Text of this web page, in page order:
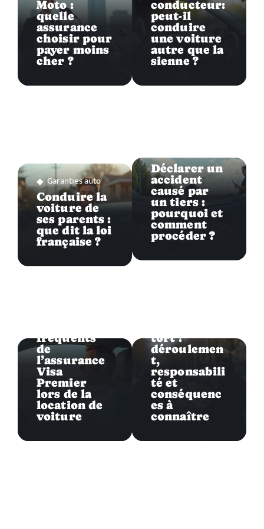
Moto :
quelle
assurance
choisir pour
payer moins
cher ?
Garanties auto
Conduire la
voiture de
ses parents :
que dit la loi
française ?
fréquents
de
l’assurance
Visa
Premier
lors de la
location de
voiture
conducteur:
peut-il
conduire
une voiture
autre que la
sienne ?
Déclarer un
accident
causé par
un tiers :
pourquoi et
comment
procéder ?
tort :
déroulemen
t,
responsabili
té et
conséquenc
es à
connaître